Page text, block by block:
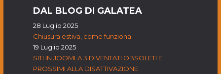
DAL BLOG DI GALATEA
28 Luglio 2025
Chiusura estiva, come funziona
19 Luglio 2025
SITI IN JOOMLA 3 DIVENTATI OBSOLETI E
PROSSIMI ALLA DISATTIVAZIONE